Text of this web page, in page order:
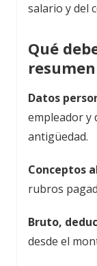
salario y del
Qué
Datos
empleador y
antigüedad.
Conceptos
rubros
Bruto,
desde el